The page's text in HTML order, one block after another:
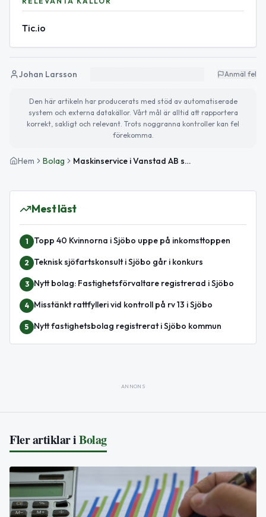
Tic.io
Johan Larsson Anmäl fel
Den här artikeln har producerats med stöd av automatiserade
system och externa datakällor. Vårt mål är alltid att rapportera
korrekt, sakligt och relevant. Trots noggranna kontroller kan fel
förekomma.
Hem Bolag Maskinservice i Vanstad AB startar verksamhet inom lantbruk
Mest läst
1 Topp 40 Kvinnorna i Sjöbo uppe på inkomsttoppen
2 Teknisk sjöfartskonsult i Sjöbo går i konkurs
3 Nytt bolag: Fastighetsförvaltare registrerad i Sjöbo
4 Misstänkt rattfylleri vid kontroll på rv 13 i Sjöbo
5 Nytt fastighetsbolag registrerat i Sjöbo kommun
ANNONS
Fler artiklar iBolag